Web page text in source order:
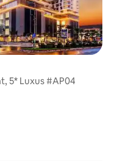
5* Luxus #AP04